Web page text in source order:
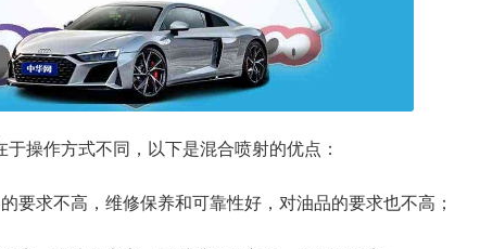
操作方式不同，以下是混合喷射的优点：
要求不高，维修保养和可靠性好，对油品的要求也不高；